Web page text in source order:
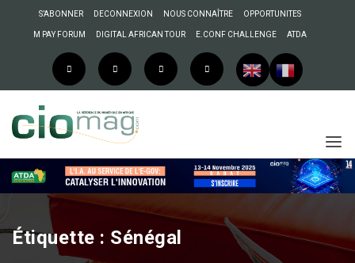
S’ABONNER DECONNEXION NOUS CONNAÎTRE OPPORTUNITES
M PAY FORUM DIGITAL AFRICAN TOUR E.CONF CHALLENGE ATDA
Étiquette : Sénégal